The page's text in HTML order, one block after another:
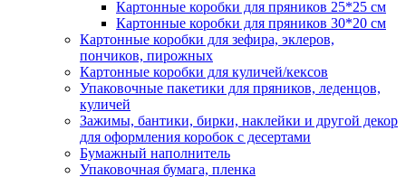
Картонные коробки для пряников 25*25 см
Картонные коробки для пряников 30*20 см
Картонные коробки для зефира, эклеров,
пончиков, пирожных
Картонные коробки для куличей/кексов
Упаковочные пакетики для пряников, леденцов,
куличей
Зажимы, бантики, бирки, наклейки и другой декор
для оформления коробок с десертами
Бумажный наполнитель
Упаковочная бумага, пленка